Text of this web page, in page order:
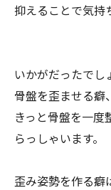
抑えることで気持
いかがだったでし
骨盤を歪ませる癖
きっと骨盤を一度
らっしゃいます。
歪み姿勢を作る癖